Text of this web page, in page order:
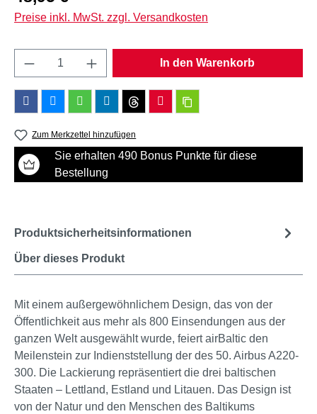
Preise inkl. MwSt. zzgl. Versandkosten
Produkt Anzahl: Gib den gewünschten
In den Warenkorb
Zum Merkzettel hinzufügen
Sie erhalten 490 Bonus Punkte für diese
Bestellung
Über dieses Produkt
Produktsicherheitsinformationen
Mit einem außergewöhnlichem Design, das von der
Öffentlichkeit aus mehr als 800 Einsendungen aus der
ganzen Welt ausgewählt wurde, feiert airBaltic den
Meilenstein zur Indienststellung der des 50. Airbus A220-
300. Die Lackierung repräsentiert die drei baltischen
Staaten – Lettland, Estland und Litauen. Das Design ist
von der Natur und den Menschen des Baltikums